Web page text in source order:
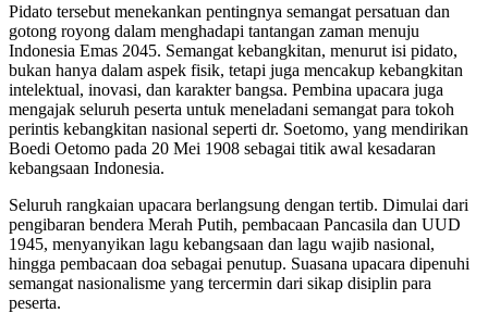
Pidato tersebut menekankan pentingnya semangat persatuan dan
gotong royong dalam menghadapi tantangan zaman menuju
Indonesia Emas 2045. Semangat kebangkitan, menurut isi pidato,
bukan hanya dalam aspek fisik, tetapi juga mencakup kebangkitan
intelektual, inovasi, dan karakter bangsa. Pembina upacara juga
mengajak seluruh peserta untuk meneladani semangat para tokoh
perintis kebangkitan nasional seperti dr. Soetomo, yang mendirikan
Boedi Oetomo pada 20 Mei 1908 sebagai titik awal kesadaran
kebangsaan Indonesia.
Seluruh rangkaian upacara berlangsung dengan tertib. Dimulai dari
pengibaran bendera Merah Putih, pembacaan Pancasila dan UUD
1945, menyanyikan lagu kebangsaan dan lagu wajib nasional,
hingga pembacaan doa sebagai penutup. Suasana upacara dipenuhi
semangat nasionalisme yang tercermin dari sikap disiplin para
peserta.